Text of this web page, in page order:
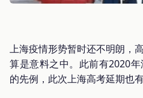
上海疫情形势暂时还不明朗，
算是意料之中。此前有2020
的先例，此次上海高考延期也